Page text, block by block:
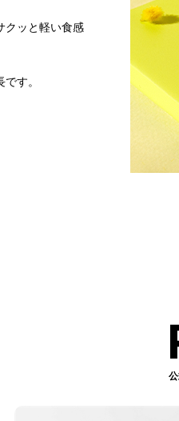
クッと軽い食感
す。